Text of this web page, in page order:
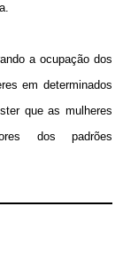
a ocupação dos
em determinados
que as mulheres
dos padrões